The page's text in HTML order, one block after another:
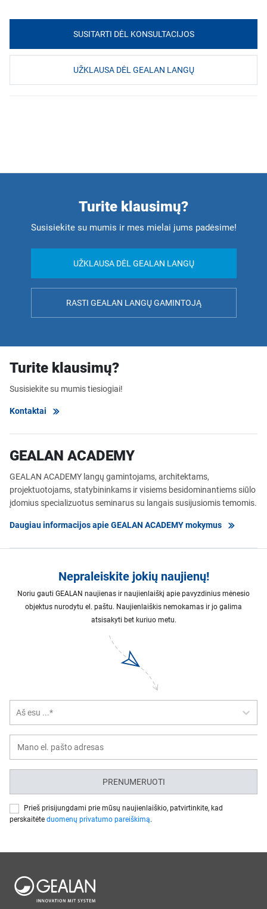
SUSITARTI DĖL KONSULTACIJOS
UŽKLAUSA DĖL GEALAN LANGŲ
Turite klausimų?
Susisiekite su mumis ir mes mielai jums padėsime!
UŽKLAUSA DĖL GEALAN LANGŲ
RASTI GEALAN LANGŲ GAMINTOJĄ
Turite klausimų?
Susisiekite su mumis tiesiogiai!
Kontaktai
GEALAN ACADEMY
GEALAN ACADEMY langų gamintojams, architektams,
projektuotojams, statybininkams ir visiems besidominantiems siūlo
įdomius specializuotus seminarus su langais susijusiomis temomis.
Daugiau informacijos apie GEALAN ACADEMY mokymus
Nepraleiskite jokių naujienų!
Noriu gauti GEALAN naujienas ir naujienlaiškį apie pavyzdinius mėnesio
objektus nurodytu el. paštu. Naujienlaiškis nemokamas ir jo galima
atsisakyti bet kuriuo metu.
Aš esu ...*
PRENUMERUOTI
Prieš prisijungdami prie mūsų naujienlaiškio, patvirtinkite, kad
perskaitėte duomenų privatumo pareiškimą.